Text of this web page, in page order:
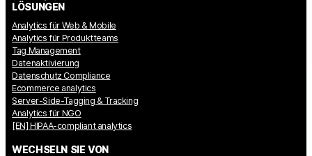
LÖSUNGEN
Analytics für Web & Mobile
Analytics für Produktteams
Tag Management
Datenaktivierung
Datenschutz Compliance
Ecommerce analytics
Server-Side-Tagging & Tracking
Analytics für NGO
[EN] HIPAA-compliant analytics
WECHSELN SIE VON